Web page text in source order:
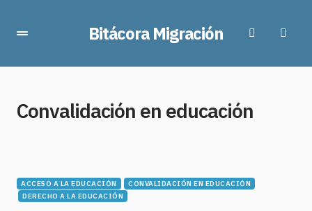
Bitácora Migración
Convalidación en educación
ACCESO A LA EDUCACIÓN
CONVALIDACIÓN EN EDUCACIÓN
DERECHO A LA EDUCACIÓN